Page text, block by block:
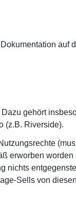
auf
gehört
(z.B. Riverside).
erworben worden
nichts
Sells von